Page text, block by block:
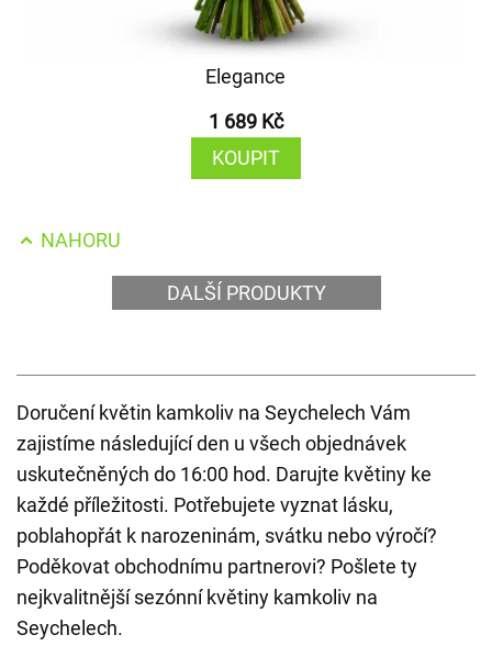
Elegance
1 689 Kč
KOUPIT
NAHORU
DALŠÍ PRODUKTY
Doručení květin kamkoliv na Seychelech Vám
zajistíme následující den u všech objednávek
uskutečněných do 16:00 hod. Darujte květiny ke
každé příležitosti. Potřebujete vyznat lásku,
poblahopřát k narozeninám, svátku nebo výročí?
Poděkovat obchodnímu partnerovi? Pošlete ty
nejkvalitnější sezónní květiny kamkoliv na
Seychelech.